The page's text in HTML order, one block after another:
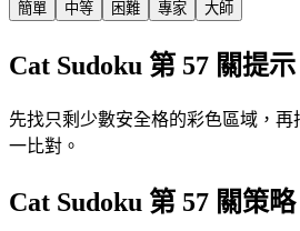
簡單
中等 困難 專家 大師
Cat Sudoku 第 57 關提示
先找只剩少數安全格的彩色區域，
一比對。
Cat Sudoku 第 57 關策略